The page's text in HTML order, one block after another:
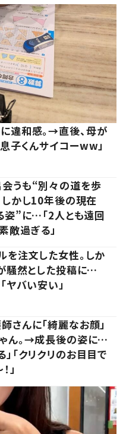
違和感。→直後、母が
子くんサイコーww」
うも“別々の道を歩
しかし10年後の現在
”に…「2人とも遠回
敵過ぎる」
を注文した女性。しか
騒然とした投稿に…
ヤバい安い」
さんに「綺麗なお顔」
ん。→成長後の姿に…
」「クリクリのお目目で
」